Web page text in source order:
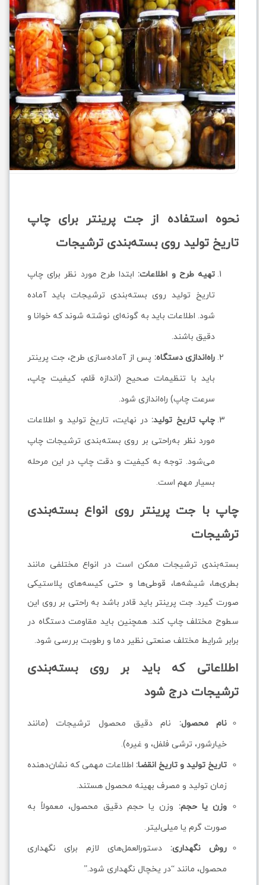
نحوه استفاده از جت پرینتر برای چاپ
تاریخ تولید روی بسته‌بندی ترشیجات
تهیه طرح و اطلاعات:ابتدا طرح مورد نظر برای چاپ
تاریخ تولید روی بسته‌بندی ترشیجات باید آماده
شود. اطلاعات باید به گونه‌ای نوشته شوند که خوانا و
دقیق باشند.
راه‌اندازی دستگاه:پس از آماده‌سازی طرح، جت پرینتر
باید با تنظیمات صحیح (اندازه قلم، کیفیت چاپ،
سرعت چاپ) راه‌اندازی شود.
چاپ تاریخ تولید:در نهایت، تاریخ تولید و اطلاعات
مورد نظر به‌راحتی بر روی بسته‌بندی ترشیجات چاپ
می‌شود. توجه به کیفیت و دقت چاپ در این مرحله
بسیار مهم است.
چاپ با جت پرینتر روی انواع بسته‌بندی
ترشیجات
بسته‌بندی ترشیجات ممکن است در انواع مختلفی مانند
بطری‌ها، شیشه‌ها، قوطی‌ها و حتی کیسه‌های پلاستیکی
صورت گیرد. جت پرینتر باید قادر باشد به راحتی بر روی این
سطوح مختلف چاپ کند. همچنین باید مقاومت دستگاه در
برابر شرایط مختلف صنعتی نظیر دما و رطوبت بررسی شود.
اطلاعاتی که باید بر روی بسته‌بندی
ترشیجات درج شود
نام محصول:نام دقیق محصول ترشیجات (مانند
خیارشور، ترشی فلفل، و غیره).
تاریخ تولید و تاریخ انقضا:اطلاعات مهمی که نشان‌دهنده
زمان تولید و مصرف بهینه محصول هستند.
وزن یا حجم:وزن یا حجم دقیق محصول، معمولاً به
صورت گرم یا میلی‌لیتر.
روش نگهداری:دستورالعمل‌های لازم برای نگهداری
محصول، مانند “در یخچال نگهداری شود.”